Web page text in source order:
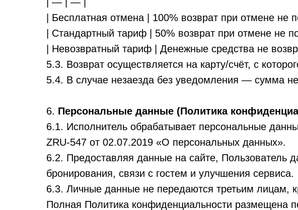
| Бесплатная отмена | 100% возврат при отмене не
| Стандартный тариф | 50% возврат при отмене не
| Невозвратный тариф | Денежные средства не
5.3. Возврат осуществляется на карту/счёт, с
5.4. В случае незаезда без уведомления — сумма
6. Персональные данные (Политика
6.1. Исполнитель обрабатывает персональные
ZRU-547 от 02.07.2019 «О персональных данных».
6.2. Предоставляя данные на сайте, Пользователь
бронирования, связи с гостем и улучшения сервиса.
6.3. Личные данные не передаются третьим лицам,
Полная Политика конфиденциальности размещена